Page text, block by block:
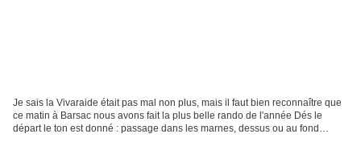
Je sais la Vivaraide était pas mal non plus, mais il faut bien reconnaître que
ce matin à Barsac nous avons fait la plus belle rando de l'année Dés le
départ le ton est donné : passage dans les marnes, dessus ou au fond